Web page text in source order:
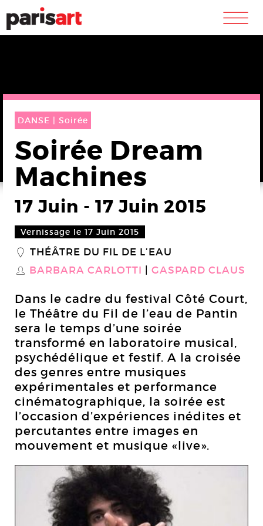
m
DANSE | Soirée
Soirée Dream
Machines
17 Juin - 17 Juin 2015
Vernissage le 17 Juin 2015
_ THÉÂTRE DU FIL DE L’EAU
S BARBARA CARLOTTI GASPARD CLAUS
Dans le cadre du festival Côté Court,
le Théâtre du Fil de l’eau de Pantin
sera le temps d’une soirée
transformé en laboratoire musical,
psychédélique et festif. A la croisée
des genres entre musiques
expérimentales et performance
cinématographique, la soirée est
l’occasion d’expériences inédites et
percutantes entre images en
mouvement et musique «live».